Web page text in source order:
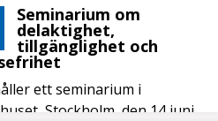
Seminarium om
delaktighet,
tillgänglighet och
ett seminarium i
Stockholm, den 14 juni.